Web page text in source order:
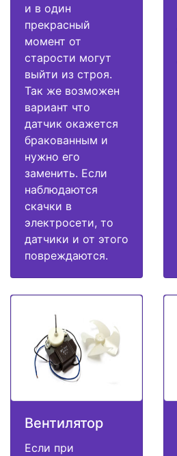
и в один
прекрасный
момент от
старости могут
выйти из строя.
Так же возможен
вариант что
датчик окажется
бракованным и
нужно его
заменить. Если
наблюдаются
скачки в
электросети, то
датчики и от этого
повреждаются.
Вентилятор
Если при